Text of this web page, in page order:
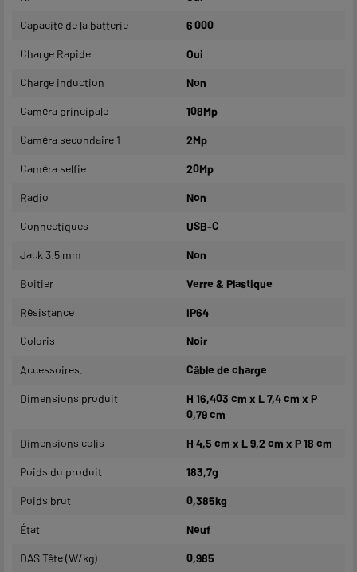
Capacité de la batterie 6 000
Charge Rapide Oui
Charge induction Non
Caméra principale 108Mp
Caméra secondaire 1 2Mp
Caméra selfie 20Mp
Radio Non
Connectiques USB-C
Jack 3.5 mm Non
Boitier Verre & Plastique
Résistance IP64
Coloris Noir
Accessoires. Câble de charge
Dimensions produit
H 16,403 cm x L 7,4 cm x P
0,79 cm
Dimensions colis H 4,5 cm x L 9,2 cm x P 18 cm
Poids du produit 183,7g
Poids brut 0,385kg
État Neuf
DAS Tête (W/kg) 0,985